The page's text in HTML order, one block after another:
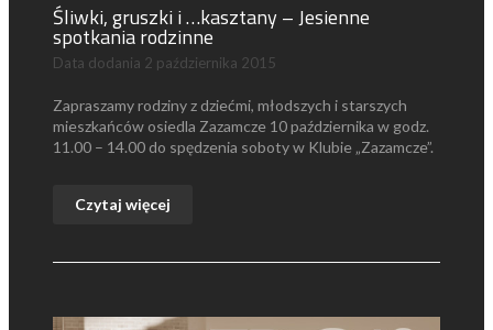
Śliwki, gruszki i …kasztany – Jesienne
spotkania rodzinne
Data dodania 2 października 2015
Zapraszamy rodziny z dziećmi, młodszych i starszych
mieszkańców osiedla Zazamcze 10 października w godz.
11.00 – 14.00 do spędzenia soboty w Klubie „Zazamcze”.
Czytaj więcej